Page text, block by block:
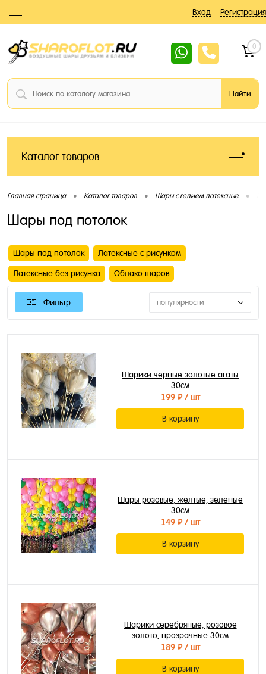
Вход Регистрация
0
Каталог товаров
Главная страница • Каталог товаров • Шары с гелием латексные •
Шары под потолок
Шары под потолок Латексные с рисунком
Латексные без рисунка Облако шаров
Фильтр популярности
Шарики черные золотые агаты
30см
199 ₽/ шт
В корзину
Шары розовые, желтые, зеленые
30см
149 ₽/ шт
В корзину
Шарики серебряные, розовое
золото, прозрачные 30см
189 ₽/ шт
В корзину